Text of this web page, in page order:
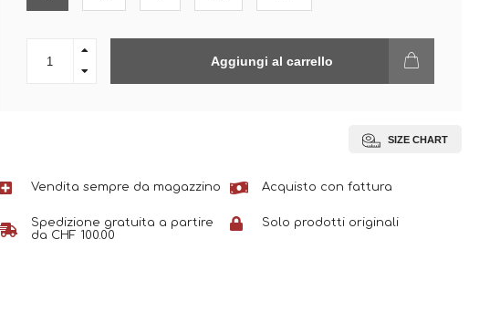
Aggiungi al carrello
SIZE CHART
Vendita sempre da magazzino Acquisto con fattura
Spedizione gratuita a partire
da CHF 100.00
Solo prodotti originali